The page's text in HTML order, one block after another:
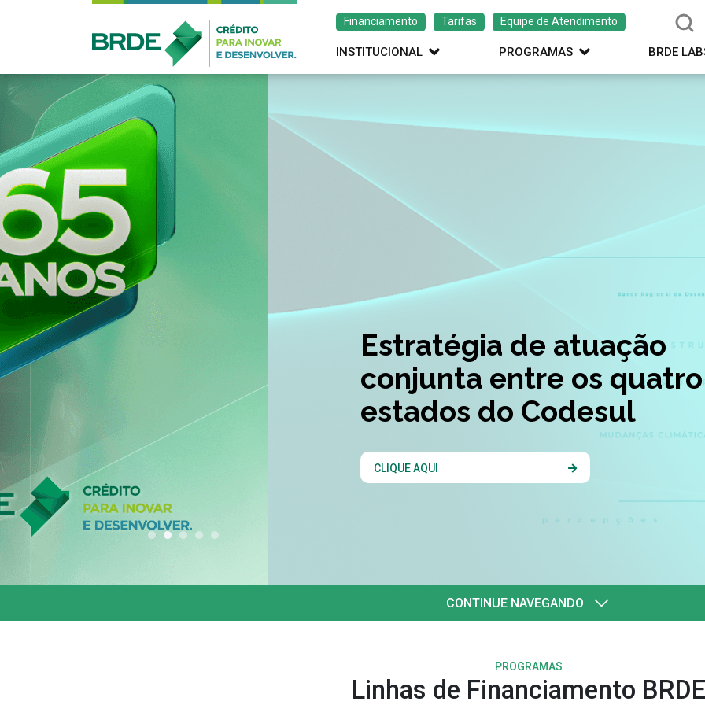
Financiamento Tarifas Equipe de Atendimento
INSTITUCIONAL PROGRAMAS BRDE
Estratégia de atuação
conjunta entre os quatro
estados do Codesul
CLIQUE AQUI
CONTINUE NAVEGANDO
PROGRAMAS
Linhas de Financiamento BRDE